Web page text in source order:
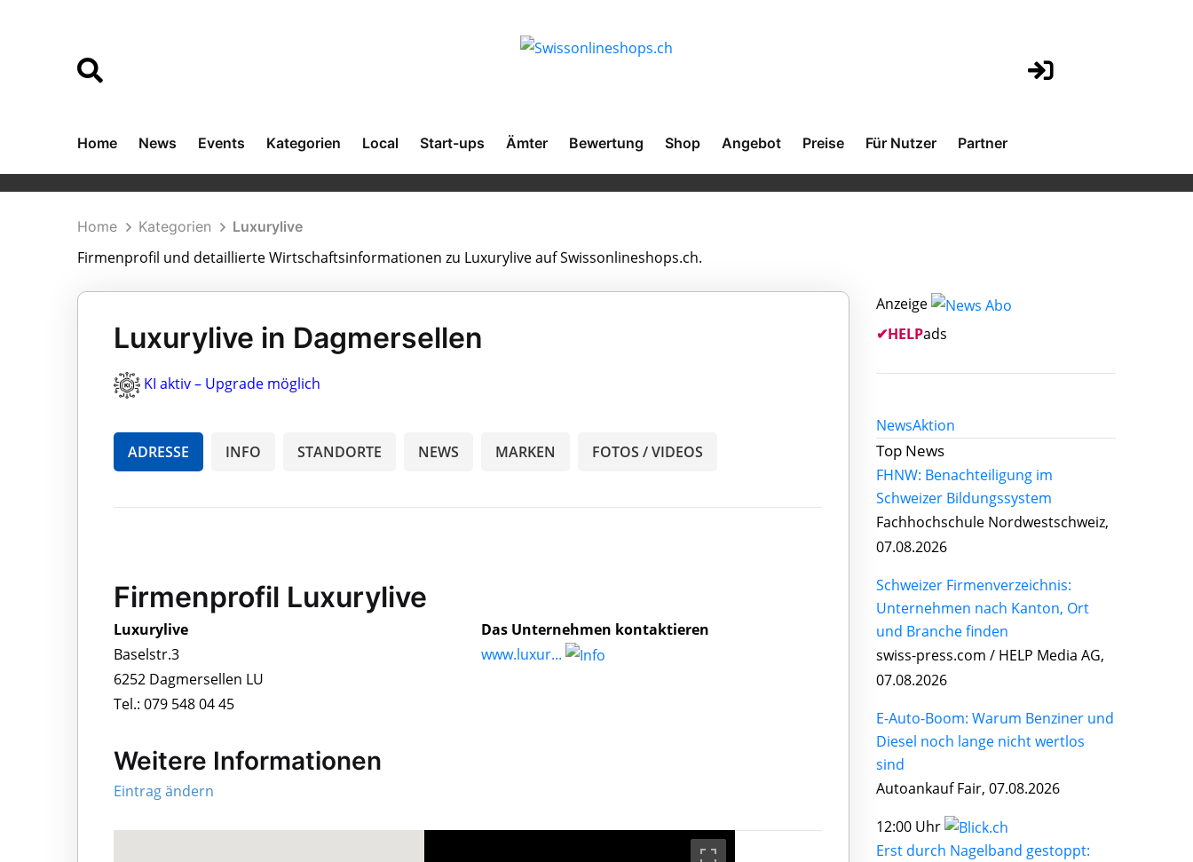
Home News Events Kategorien Local Start-ups Ämter Bewertung Shop Angebot Preise Für Nutzer Partner
Home Kategorien Luxurylive
Firmenprofil und detaillierte Wirtschaftsinformationen zu Luxurylive auf Swissonlineshops.ch.
Luxurylive in Dagmersellen
KI aktiv – Upgrade möglich
ADRESSE INFO STANDORTE NEWS MARKEN FOTOS / VIDEOS
Firmenprofil Luxurylive
Luxurylive
Baselstr.3
6252 Dagmersellen LU
Tel.: 079 548 04 45
Das Unternehmen kontaktieren
www.luxur...
Weitere Informationen
Eintrag ändern
Anzeige
✔HELPads
NewsAktion
Top News
FHNW: Benachteiligung im
Schweizer Bildungssystem
Fachhochschule Nordwestschweiz,
07.08.2026
Schweizer Firmenverzeichnis:
Unternehmen nach Kanton, Ort
und Branche finden
swiss-press.com / HELP Media AG,
07.08.2026
E-Auto-Boom: Warum Benziner und
Diesel noch lange nicht wertlos
sind
Autoankauf Fair, 07.08.2026
12:00 Uhr
Erst durch Nagelband gestoppt: